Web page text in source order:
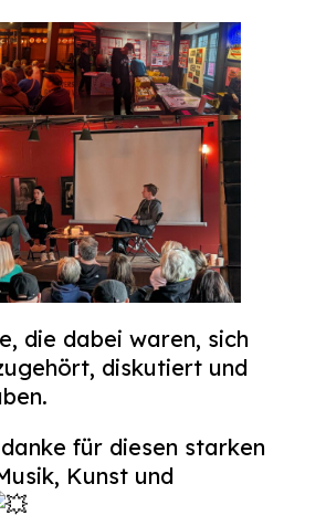
die dabei waren, sich
diskutiert und
für diesen starken
Kunst und